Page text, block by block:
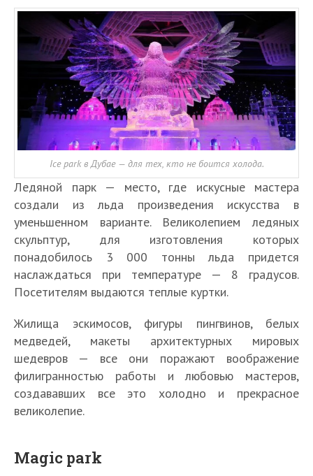
Ice park в Дубае — для тех, кто не боится холода.
Ледяной парк — место, где искусные мастера
создали из льда произведения искусства в
уменьшенном варианте. Великолепием ледяных
скульптур, для изготовления которых
понадобилось 3 000 тонны льда придется
наслаждаться при температуре — 8 градусов.
Посетителям выдаются теплые куртки.
Жилища эскимосов, фигуры пингвинов, белых
медведей, макеты архитектурных мировых
шедевров — все они поражают воображение
филигранностью работы и любовью мастеров,
создававших все это холодно и прекрасное
великолепие.
Magic park